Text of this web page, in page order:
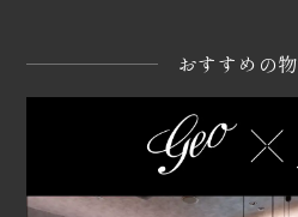
おすすめの